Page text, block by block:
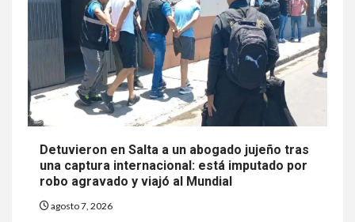
Detuvieron en Salta a un abogado jujeño tras
una captura internacional: está imputado por
robo agravado y viajó al Mundial
agosto 7, 2026